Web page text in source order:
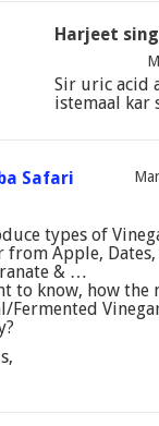
Harjeet
Sir uric acid
istemaal kar
Safari
types of
from Apple, Dates,
& …
to know, how the
Fermented